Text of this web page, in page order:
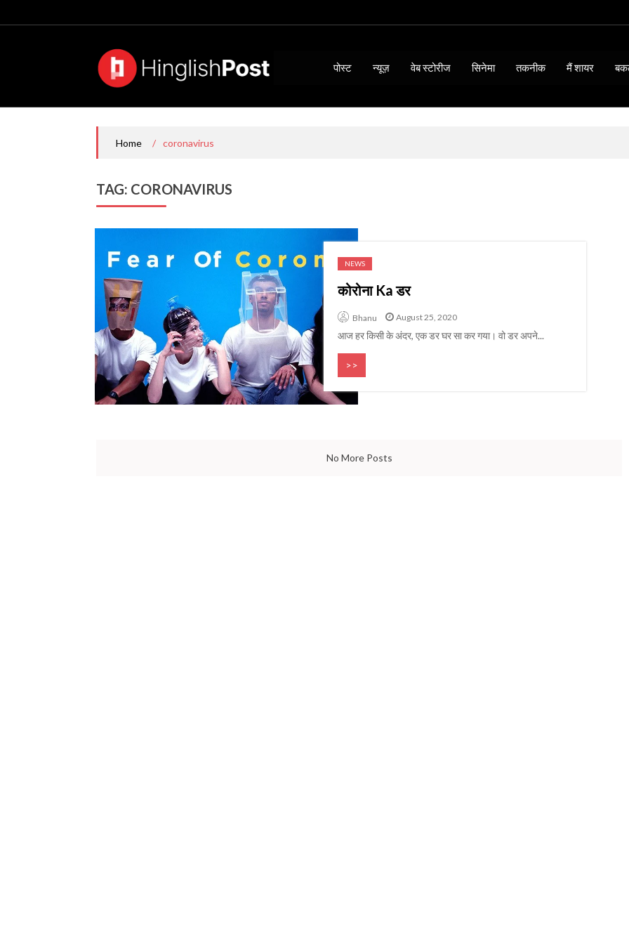
पोस्ट न्यूज़ वेब स्टोरीज सिनेमा तकनीक मैं शायर
Home / coronavirus
TAG: CORONAVIRUS
NEWS
कोरोना Ka डर
Bhanu August 25, 2020
आज हर किसी के अंदर, एक डर घर सा कर गया। वो डर अपने...
>>
No More Posts
BIOGRAPHY & QUOTES
Dr. APJ Abdul Kalam
even today